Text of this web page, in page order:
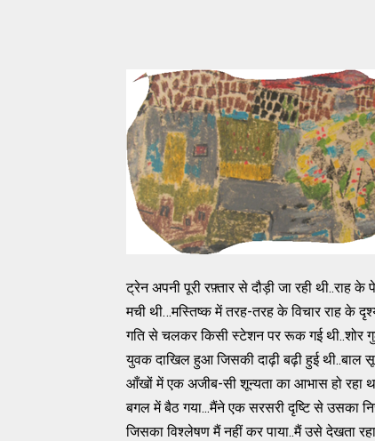
ट्रेन अपनी पूरी रफ़्तार से दौड़ी जा रही थी..राह
मची थी…मस्तिष्क में तरह-तरह के विचार राह के
गति से चलकर किसी स्टेशन पर रूक गई थी..शोर
युवक दाखिल हुआ जिसकी दाढ़ी बढ़ी हुई
आँखों में एक अजीब-सी शून्यता का आभास हो रहा
बगल में बैठ गया...मैंने एक सरसरी दृष्टि से उसका
जिसका विश्लेषण मैं नहीं कर पाया..मैं उसे देखता